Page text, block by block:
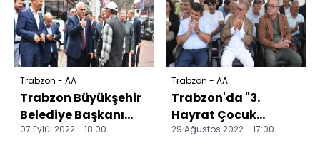
Trabzon - AA
Trabzon Büyükşehir
Belediye Başkanı
Zorluoğlu,
07 Eylül 2022 - 18:00
Trabzon - AA
Trabzon'da "3.
Hayrat Çocuk
Şenliği" düzenlendi
29 Ağustos 2022 - 17:00